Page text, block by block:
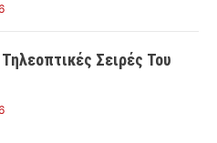
Σειρές Του